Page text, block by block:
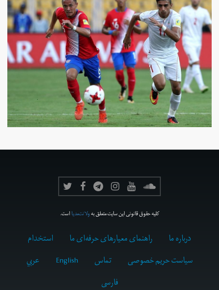
کلیه حقوق قانونی این سایت متعلق بهولانت‌مدیااست.
درباره ما راهنمای معیارهای حرفه‌ای ما
استخدام
سیاست حریم خصوصی
تماس English
عربي
فارسى